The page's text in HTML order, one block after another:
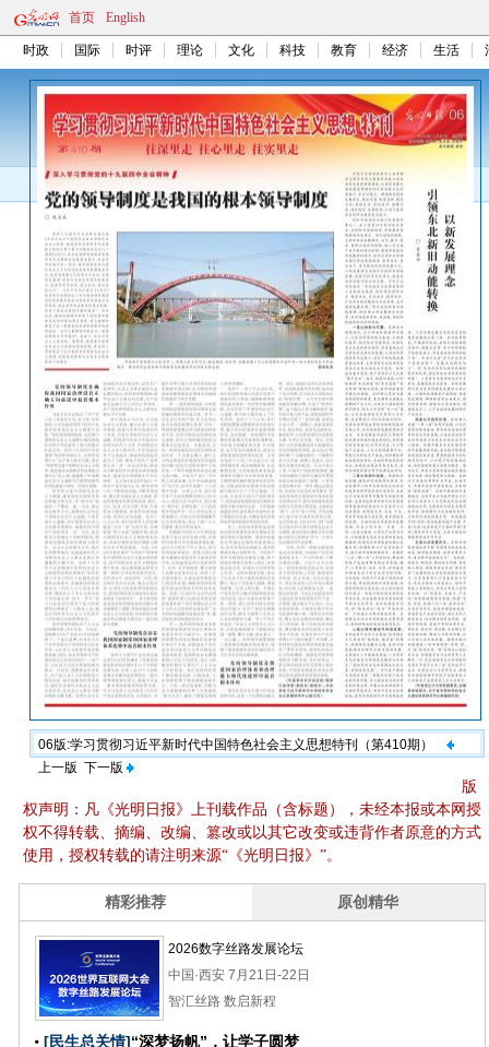
首页 English
时政 国际 时评 理论 文化 科技 教育 经济 生活
06版:学习贯彻习近平新时代中国特色社会主义思想特刊（第410期）
上一版 下一版
版
权声明：凡《光明日报》上刊载作品（含标题），未经本报或本网授
权不得转载、摘编、改编、篡改或以其它改变或违背作者原意的方式
使用，授权转载的请注明来源“《光明日报》”。